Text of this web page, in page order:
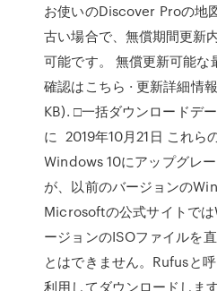
お使いのDiscover Proの地
古い場合で、無償期間更新
可能です。 無償更新可能な
確認はこちら · 更新詳細情
KB). □一括ダウンロードデ
に 2019年10月21日 これら
Windows 10にアップグレ
が、以前のバージョンの
Microsoftの公式サイトで
ージョンのISOファイルを
とはできません。Rufusと
利用してダウンロードしま